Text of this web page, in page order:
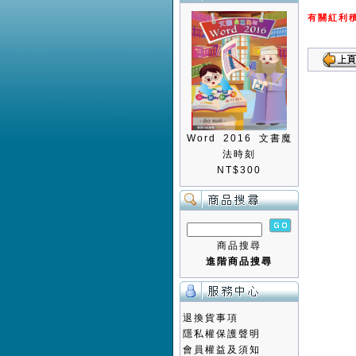
Word 2016 文書魔
法時刻
NT$300
商品搜尋
進階商品搜尋
退換貨事項
隱私權保護聲明
會員權益及須知
有關紅利